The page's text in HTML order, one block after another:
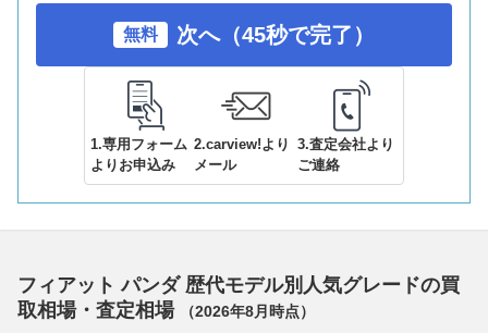
無料 次へ（45秒で完了）
1.専用フォーム
よりお申込み
2.carview!より
メール
3.査定会社より
ご連絡
フィアット パンダ 歴代モデル別人気グレードの買
取相場・査定相場
（2026年8月 時点）